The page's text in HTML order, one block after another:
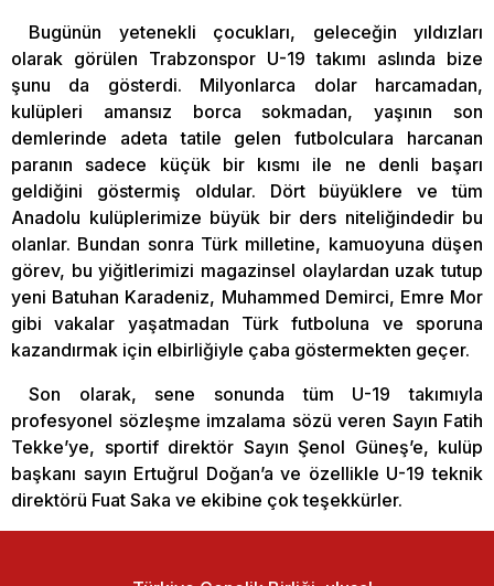
Bugünün yetenekli çocukları, geleceğin yıldızları
olarak görülen Trabzonspor U-19 takımı aslında bize
şunu da gösterdi. Milyonlarca dolar harcamadan,
kulüpleri amansız borca sokmadan, yaşının son
demlerinde adeta tatile gelen futbolculara harcanan
paranın sadece küçük bir kısmı ile ne denli başarı
geldiğini göstermiş oldular. Dört büyüklere ve tüm
Anadolu kulüplerimize büyük bir ders niteliğindedir bu
olanlar. Bundan sonra Türk milletine, kamuoyuna düşen
görev, bu yiğitlerimizi magazinsel olaylardan uzak tutup
yeni Batuhan Karadeniz, Muhammed Demirci, Emre Mor
gibi vakalar yaşatmadan Türk futboluna ve sporuna
kazandırmak için elbirliğiyle çaba göstermekten geçer.
Son olarak, sene sonunda tüm U-19 takımıyla
profesyonel sözleşme imzalama sözü veren Sayın Fatih
Tekke’ye, sportif direktör Sayın Şenol Güneş’e, kulüp
başkanı sayın Ertuğrul Doğan’a ve özellikle U-19 teknik
direktörü Fuat Saka ve ekibine çok teşekkürler.